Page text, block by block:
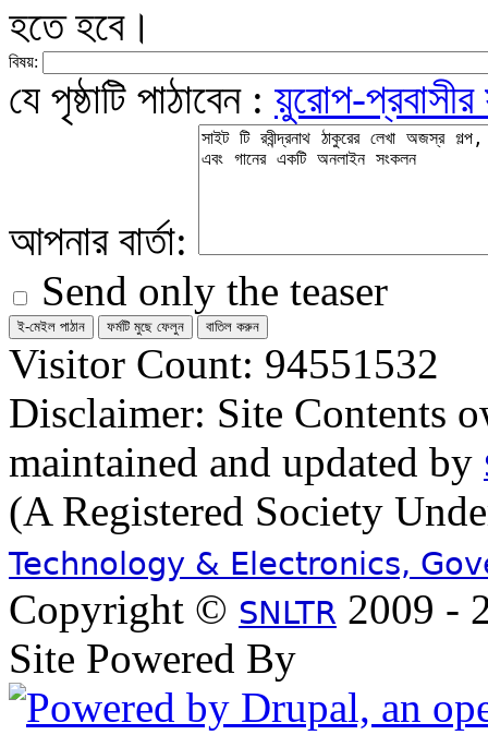
হতে হবে।
বিষয়:
যে পৃষ্ঠাটি পাঠাবেন : য়ুরোপ-
আপনার বার্তা:
Send only the teaser
Visitor Count: 94551532
Disclaimer: Site Contents
maintained and updated by
(A Registered Society
Technology & Electronics,
Copyright © SNLTR 2009 -
Site Powered By